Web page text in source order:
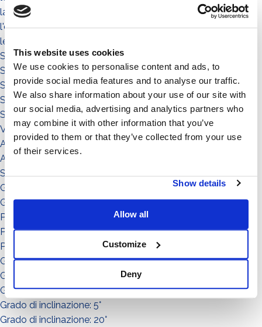
This website uses cookies
We use cookies to personalise content and ads, to
provide social media features and to analyse our traffic.
We also share information about your use of our site with
our social media, advertising and analytics partners who
may combine it with other information that you’ve
provided to them or that they’ve collected from your use
of their services.
Show details
Allow all
Customize
Deny
la communauté
l'environnement
le territoire
Sistema a Vela 11°
Sistema Est-Ovest
Sistema a Vela
Sistema Connect
Sistema Standard
Video illustrativi
Accessori
Accessorio
Sistema
Grado di inclinazione: 12°
Grado di inclinazione: 11°
Potenza: da 151 a in su
Potenza: da 0 a 50
Potenza: da 51 a 150
Grado di inclinazione: 30°
Grado di inclinazione: 15°
Grado di inclinazione: 3°
Grado di inclinazione: 5°
Grado di inclinazione: 20°